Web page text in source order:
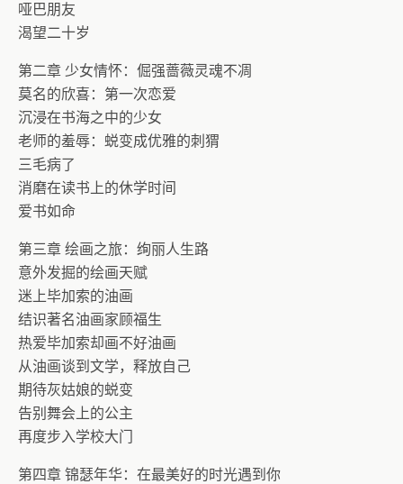
哑巴朋友
渴望二十岁
第二章 少女情怀：倔强蔷薇灵魂不凋
莫名的欣喜：第一次恋爱
沉浸在书海之中的少女
老师的羞辱：蜕变成优雅的刺猬
三毛病了
消磨在读书上的休学时间
爱书如命
第三章 绘画之旅：绚丽人生路
意外发掘的绘画天赋
迷上毕加索的油画
结识著名油画家顾福生
热爱毕加索却画不好油画
从油画谈到文学，释放自己
期待灰姑娘的蜕变
告别舞会上的公主
再度步入学校大门
第四章 锦瑟年华：在最美好的时光遇到你